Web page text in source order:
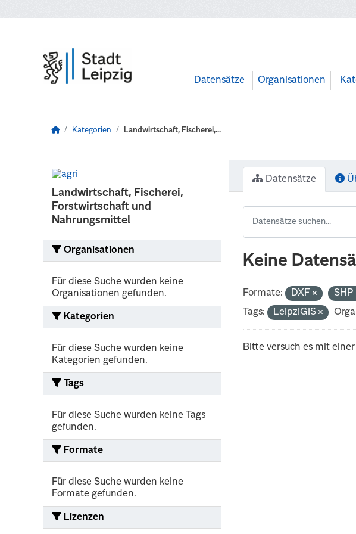
Datensätze Organisationen
Kategorien Landwirtschaft, Fischerei,...
Landwirtschaft, Fischerei,
Forstwirtschaft und
Nahrungsmittel
Organisationen
Für diese Suche wurden keine
Organisationen gefunden.
Kategorien
Für diese Suche wurden keine
Kategorien gefunden.
Tags
Für diese Suche wurden keine Tags
gefunden.
Formate
Für diese Suche wurden keine
Formate gefunden.
Lizenzen
Datensätze
Keine
Formate: DXF SHP
Tags:
LeipziGIS
Bitte versuch es mit